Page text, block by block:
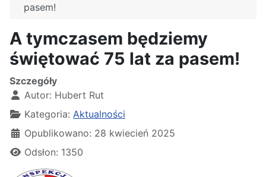
pasem!
A tymczasem będziemy
świętować 75 lat za pasem!
Szczegóły
Autor: Hubert Rut
Kategoria: Aktualności
Opublikowano: 28 kwiecień 2025
Odsłon: 1350